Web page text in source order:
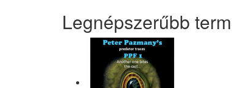
Legnépszerűbb